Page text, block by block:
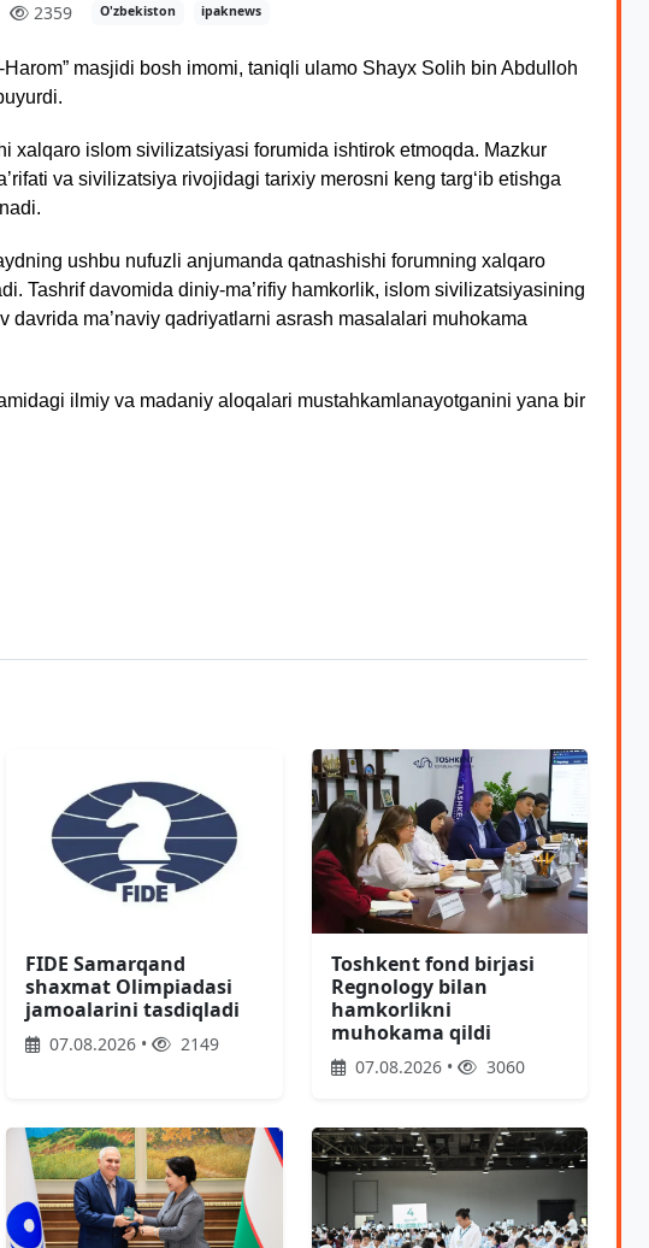
2359 O'zbekiston ipaknews
masjidi bosh imomi, taniqli ulamo Shayx Solih bin Abdulloh
xalqaro islom sivilizatsiyasi forumida ishtirok etmoqda. Mazkur
va sivilizatsiya rivojidagi tarixiy merosni keng targ‘ib etishga
ushbu nufuzli anjumanda qatnashishi forumning xalqaro
Tashrif davomida diniy-ma’rifiy hamkorlik, islom sivilizatsiyasining
davrida ma’naviy qadriyatlarni asrash masalalari muhokama
ilmiy va madaniy aloqalari mustahkamlanayotganini yana bir
FIDE Samarqand
shaxmat Olimpiadasi
jamoalarini tasdiqladi
07.08.2026 • 2149
Toshkent fond birjasi
Regnology bilan
hamkorlikni
muhokama qildi
07.08.2026 • 3060